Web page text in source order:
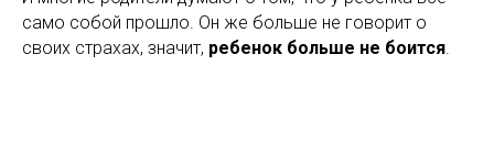
само собой прошло. Он же больше не говорит о
своих страхах, значит, ребенок больше не боится.